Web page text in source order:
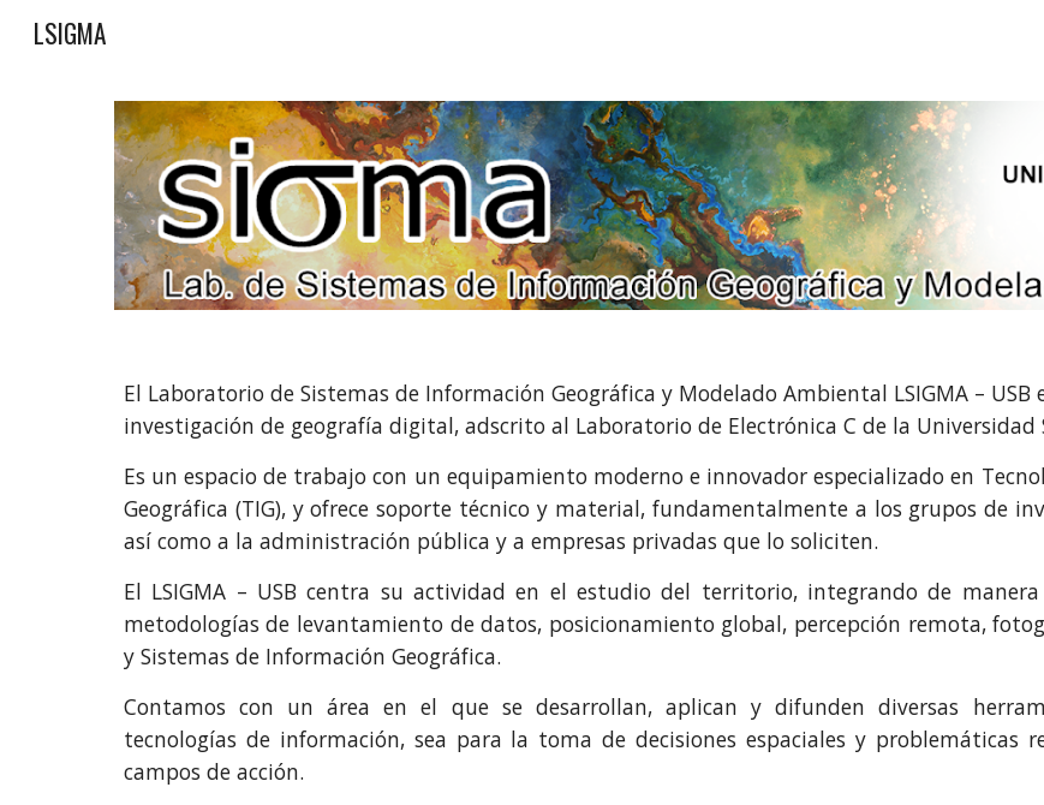
LSIGMA
El Laboratorio de Sistemas de Información Geográfica y Modelado Ambiental LSIGMA – USB
investigación de geografía digital, adscrito al Laboratorio de Electrónica C de la Universidad
Es un espacio de trabajo con un equipamiento moderno e innovador especializado en
Geográfica (TIG), y ofrece soporte técnico y material, fundamentalmente a los grupos de
así como a la administración pública y a empresas privadas que lo soliciten.
El LSIGMA – USB centra su actividad en el estudio del territorio, integrando de
metodologías de levantamiento de datos, posicionamiento global, percepción remota,
y Sistemas de Información Geográfica.
Contamos con un área en el que se desarrollan, aplican y difunden diversas
tecnologías de información, sea para la toma de decisiones espaciales y problemáticas
campos de acción.